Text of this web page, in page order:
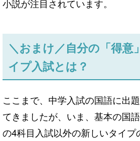
小説が注目されています。
＼おまけ／自分の「得意
イプ入試とは？
ここまで、中学入試の国語に出
てきましたが、いま、基本の国
の4科目入試以外の新しいタイプ